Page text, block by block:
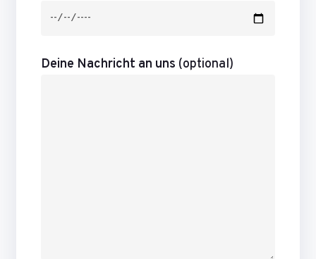
Deine Nachricht an uns (optional)